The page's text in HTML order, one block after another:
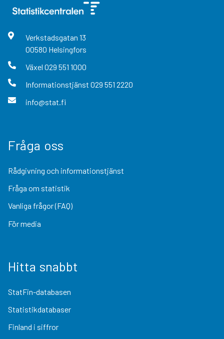
Verkstadsgatan 13
00580 Helsingfors
Växel 029 551 1000
Informationstjänst 029 551 2220
info@stat.fi
Fråga oss
Rådgivning och informationstjänst
Fråga om statistik
Vanliga frågor (FAQ)
För media
Hitta snabbt
StatFin-databasen
Statistikdatabaser
Finland i siffror